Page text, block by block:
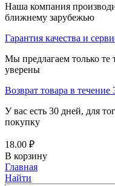
Наша компания
ближнему зарубежью
Гарантия качества и
Мы предлагаем только те
уверены
Возврат товара в течение
У вас есть 30 дней, для
покупку
18.00 ₽
В корзину
Главная
Найти